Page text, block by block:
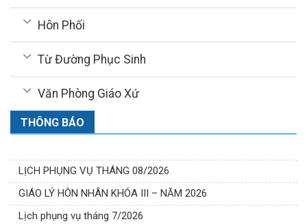
Hôn Phối
Từ Đường Phục Sinh
Văn Phòng Giáo Xứ
THÔNG BÁO
LỊCH PHỤNG VỤ THÁNG 08/2026
GIÁO LÝ HÔN NHÂN KHÓA III – NĂM 2026
Lịch phụng vụ tháng 7/2026